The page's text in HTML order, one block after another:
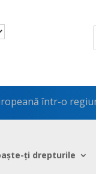
într-o
ți drepturile